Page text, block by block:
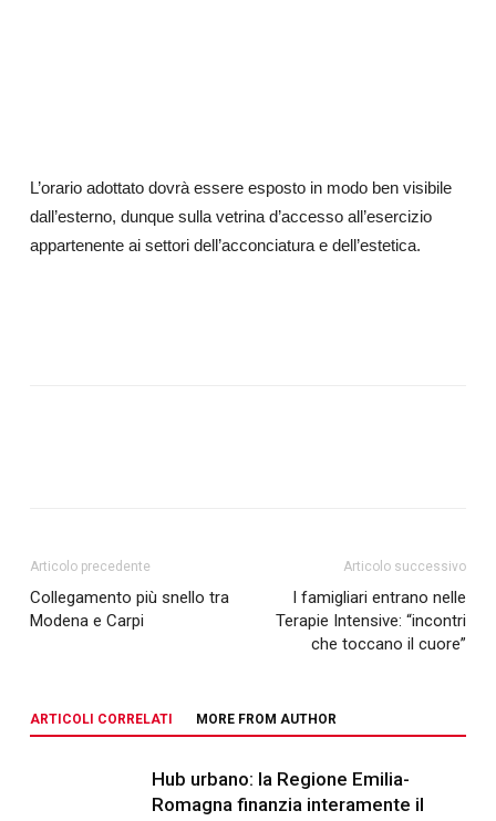
L’orario adottato dovrà essere esposto in modo ben visibile
dall’esterno, dunque sulla vetrina d’accesso all’esercizio
appartenente ai settori dell’acconciatura e dell’estetica.
Articolo precedente
Collegamento più snello tra
Modena e Carpi
Articolo successivo
I famigliari entrano nelle
Terapie Intensive: “incontri
che toccano il cuore”
ARTICOLI CORRELATI MORE FROM AUTHOR
Hub urbano: la Regione Emilia-
Romagna finanzia interamente il